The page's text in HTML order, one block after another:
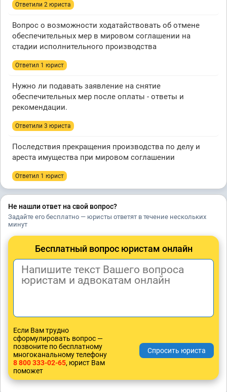
Ответили 2 юристa
Вопрос о возможности ходатайствовать об отмене
обеспечительных мер в мировом соглашении на
стадии исполнительного производства
Ответил 1 юрист
Нужно ли подавать заявление на снятие
обеспечительных мер после оплаты - ответы и
рекомендации.
Ответили 3 юристa
Последствия прекращения производства по делу и
ареста имущества при мировом соглашении
Ответил 1 юрист
Не нашли ответ на свой вопрос?
Задайте его бесплатно — юристы ответят в течение нескольких
минут
Бесплатный вопрос юристам онлайн
Если Вам трудно
сформулировать вопрос —
позвоните по бесплатному
многоканальному телефону
8 800 333-02-65, юрист Вам
поможет